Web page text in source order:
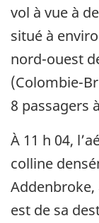
vol à vue à
situé à
nord-ouest
(Colombie-
8 passagers
À 11 h 04,
colline
Addenbroke,
est de sa